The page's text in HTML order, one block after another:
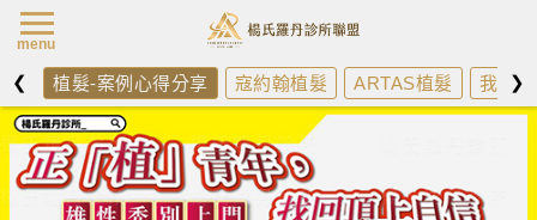
❮ 植髮-案例心得分享 寇約翰植髮 ARTAS植髮 我需❯
menu